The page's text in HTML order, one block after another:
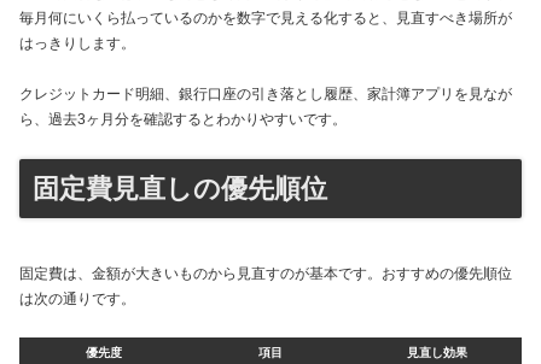
毎月何にいくら払っているのかを数字で見える化すると、見直すべき場所が
はっきりします。
クレジットカード明細、銀行口座の引き落とし履歴、家計簿アプリを見なが
ら、過去3ヶ月分を確認するとわかりやすいです。
固定費見直しの優先順位
固定費は、金額が大きいものから見直すのが基本です。おすすめの優先順位
は次の通りです。
優先度 項目 見直し効果